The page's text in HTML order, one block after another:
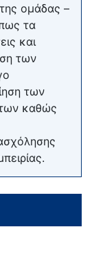
ομάδας –
τα
και
των
των
καθώς